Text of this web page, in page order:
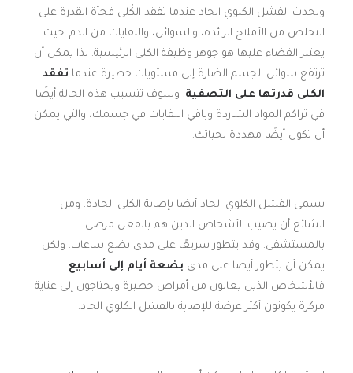
ويحدث الفشل الكلوي الحاد عندما تفقد الكُلى فجأة القدرة على
التخلص من الأملاح الزائدة، والسوائل، والنفايات من الدم. حيث
يعتبر القضاء عليها هو جوهر وظيفة الكلى الرئيسية. لذا يمكن أن
ترتفع سوائل الجسم الضارة إلى مستويات خطيرة عندما تفقد
الكلى قدرتها على التصفية. وسوف تتسبب هذه الحالة أيضًا
في تراكم المواد الشاردة وباقي النفايات في جسمك، والتي يمكن
أن تكون أيضًا مهددة لحياتك.
يسمى الفشل الكلوي الحاد أيضا بإصابة الكلى الحادة. ومن
الشائع أن يصيب الأشخاص الذين هم بالفعل مرضى
بالمستشفى. وقد يتطور سريعًا على مدى بضع ساعات. ولكن
يمكن أن يتطور أيضا على مدى بضعة أيام إلى أسابيع.
فالأشخاص الذين يعانون من أمراض خطيرة ويحتاجون إلى عناية
مركزة يكونون أكثر عرضة للإصابة بالفشل الكلوي الحاد.